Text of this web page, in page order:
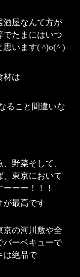
酒屋なんて方が
でたまにはいつ
思います( ^)o(^ )
材は
ること間違いな
野菜そして、
、東京において
ーー！！！
が最高です
京の河川敷や全
バーベキューで
は絶品で